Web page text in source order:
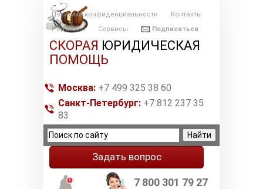
Политика конфиденциальности
Контакты
Редакция
Сервисы Подписаться
СКОРАЯ ЮРИДИЧЕСКАЯ
ПОМОЩЬ
Москва: +7 499 325 38 60
Санкт-Петербург: +7 812 237 35
83
Задать вопрос
7 800 301 79 27